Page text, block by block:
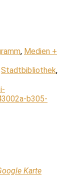
, Medien +
Stadtbibliothek,
b305-
Karte